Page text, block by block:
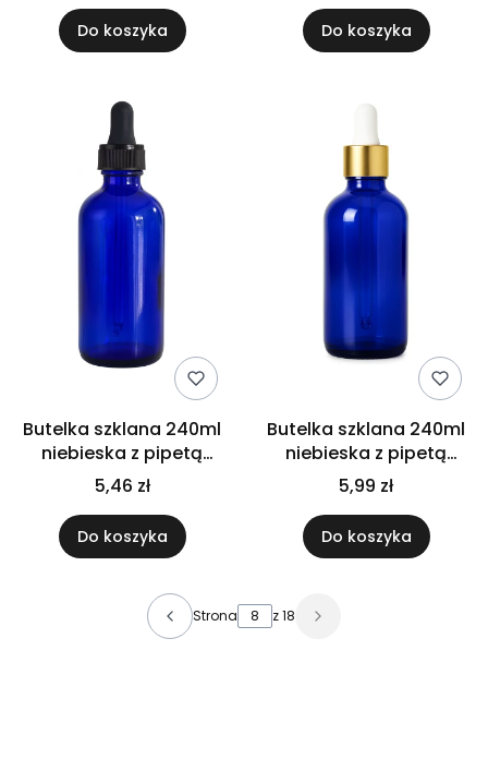
Do koszyka Do koszyka
Butelka szklana 240ml
niebieska z pipetą
czarną
5,46 zł
Do koszyka
Butelka szklana 240ml
niebieska z pipetą
złotą
5,99 zł
Do koszyka
Strona z 18